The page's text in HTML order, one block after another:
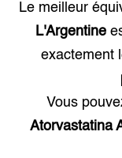
Le meilleur
L'Argentine
exactement
Vous
Atorvastatina